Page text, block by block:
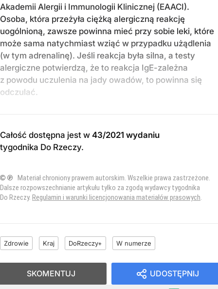
Akademii Alergii i Immunologii Klinicznej (EAACI).
Osoba, która przeżyła ciężką alergiczną reakcję
uogólnioną, zawsze powinna mieć przy sobie leki, które
może sama natychmiast wziąć w przypadku użądlenia
(w tym adrenalinę). Jeśli reakcja była silna, a testy
alergiczne potwierdzą, że to reakcja IgE-zależna
z powodu uczulenia na jady owadów, to powinna się
odczulać.
Całość dostępna jest w 43/2021 wydaniu
tygodnika Do Rzeczy.
© ℗ Materiał chroniony prawem autorskim. Wszelkie prawa zastrzeżone.
Dalsze rozpowszechnianie artykułu tylko za zgodą wydawcy tygodnika
Do Rzeczy. Regulamin i warunki licencjonowania materiałów prasowych
Zdrowie Kraj DoRzeczy+ W numerze
UDOSTĘPNIJ
SKOMENTUJ